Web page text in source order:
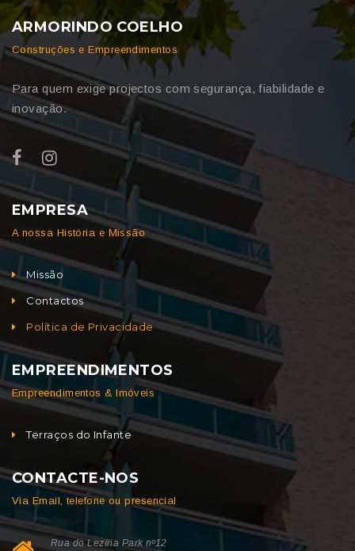
ARMORINDO COELHO
Construções e Empreendimentos
Para quem exige projectos com segurança, fiabilidade e
inovação.
EMPRESA
A nossa História e Missão
Missão
Contactos
Política de Privacidade
EMPREENDIMENTOS
Empreendimentos & Imóveis
Terraços do Infante
CONTACTE-NOS
Via Email, telefone ou presencial
Rua do Lezíria Park nº12